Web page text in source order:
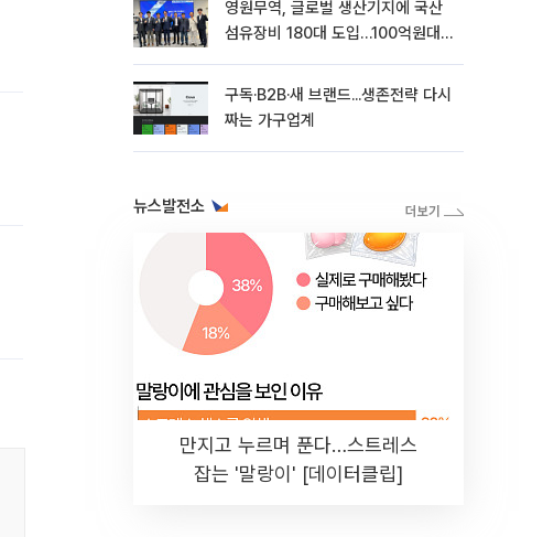
영원무역, 글로벌 생산기지에 국산
섬유장비 180대 도입…100억원대
구독·B2B·새 브랜드...생존전략 다시
짜는 가구업계
뉴스발전소
만지고 누르며 푼다…스트레스
잡는 '말랑이' [데이터클립]